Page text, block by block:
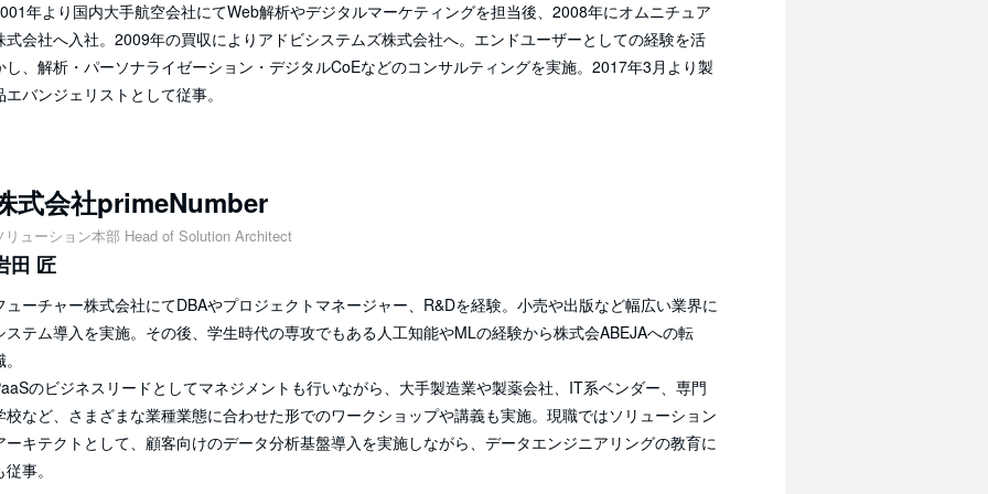
年より国内大手航空会社にてWeb解析やデジタルマーケティングを担当後、2008年にオムニチュア
式会社へ入社。2009年の買収によりアドビシステムズ株式会社へ。エンドユーザーとしての経験を活
し、解析・パーソナライゼーション・デジタルCoEなどのコンサルティングを実施。2017年3月より製
エバンジェリストとして従事。
式会社primeNumber
リューション本部 Head of Solution Architect
田 匠
ューチャー株式会社にてDBAやプロジェクトマネージャー、R&Dを経験。小売や出版など幅広い業界に
ステム導入を実施。その後、学生時代の専攻でもある人工知能やMLの経験から株式会ABEJAへの転
のビジネスリードとしてマネジメントも行いながら、大手製造業や製薬会社、IT系ベンダー、専門
校など、さまざまな業種業態に合わせた形でのワークショップや講義も実施。現職ではソリューション
ーキテクトとして、顧客向けのデータ分析基盤導入を実施しながら、データエンジニアリングの教育に
従事。